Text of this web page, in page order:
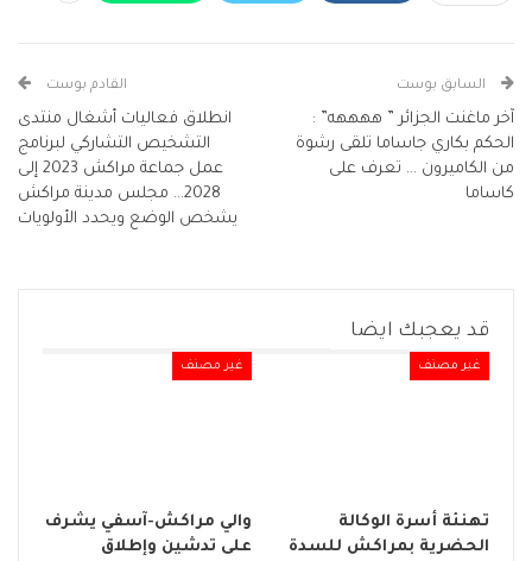
السابق بوست
آخر ماغنت الجزائر ” ههههه” :
الحكم بكاري جاساما تلقى رشوة
من الكاميرون … تعرف على
كاساما
القادم بوست
انطلاق فعاليات أشغال منتدى
التشخيص التشاركي لبرنامج
عمل جماعة مراكش 2023 إلى
2028… مجلس مدينة مراكش
يشخص الوضع ويحدد الأولويات
قد يعجبك ايضا
غير مصنف
تهنئة أسرة الوكالة
الحضرية بمراكش للسدة
غير مصنف
والي مراكش-آسفي يشرف
على تدشين وإطلاق